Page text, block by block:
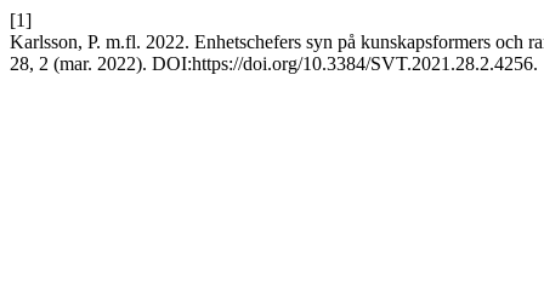
[1]
Karlsson, P. m.fl. 2022. Enhetschefers syn på kunskapsformers och
28, 2 (mar. 2022). DOI:https://doi.org/10.3384/SVT.2021.28.2.4256.